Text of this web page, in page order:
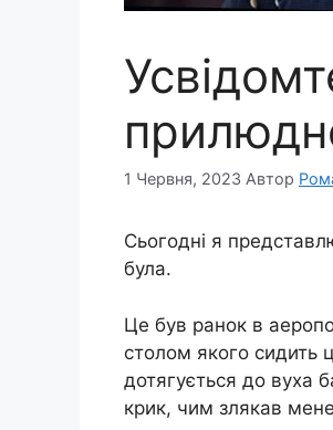
1 Червня, 2023 Автор
Сьогодні я
була.
Це був ранок в
столом якого сидить
дотягується до вуха
крик, чим злякав